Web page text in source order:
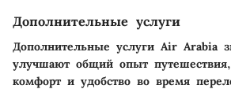
Дополнительные услуги
Дополнительные услуги Air Arabia
улучшают общий опыт
комфорт и удобство во время